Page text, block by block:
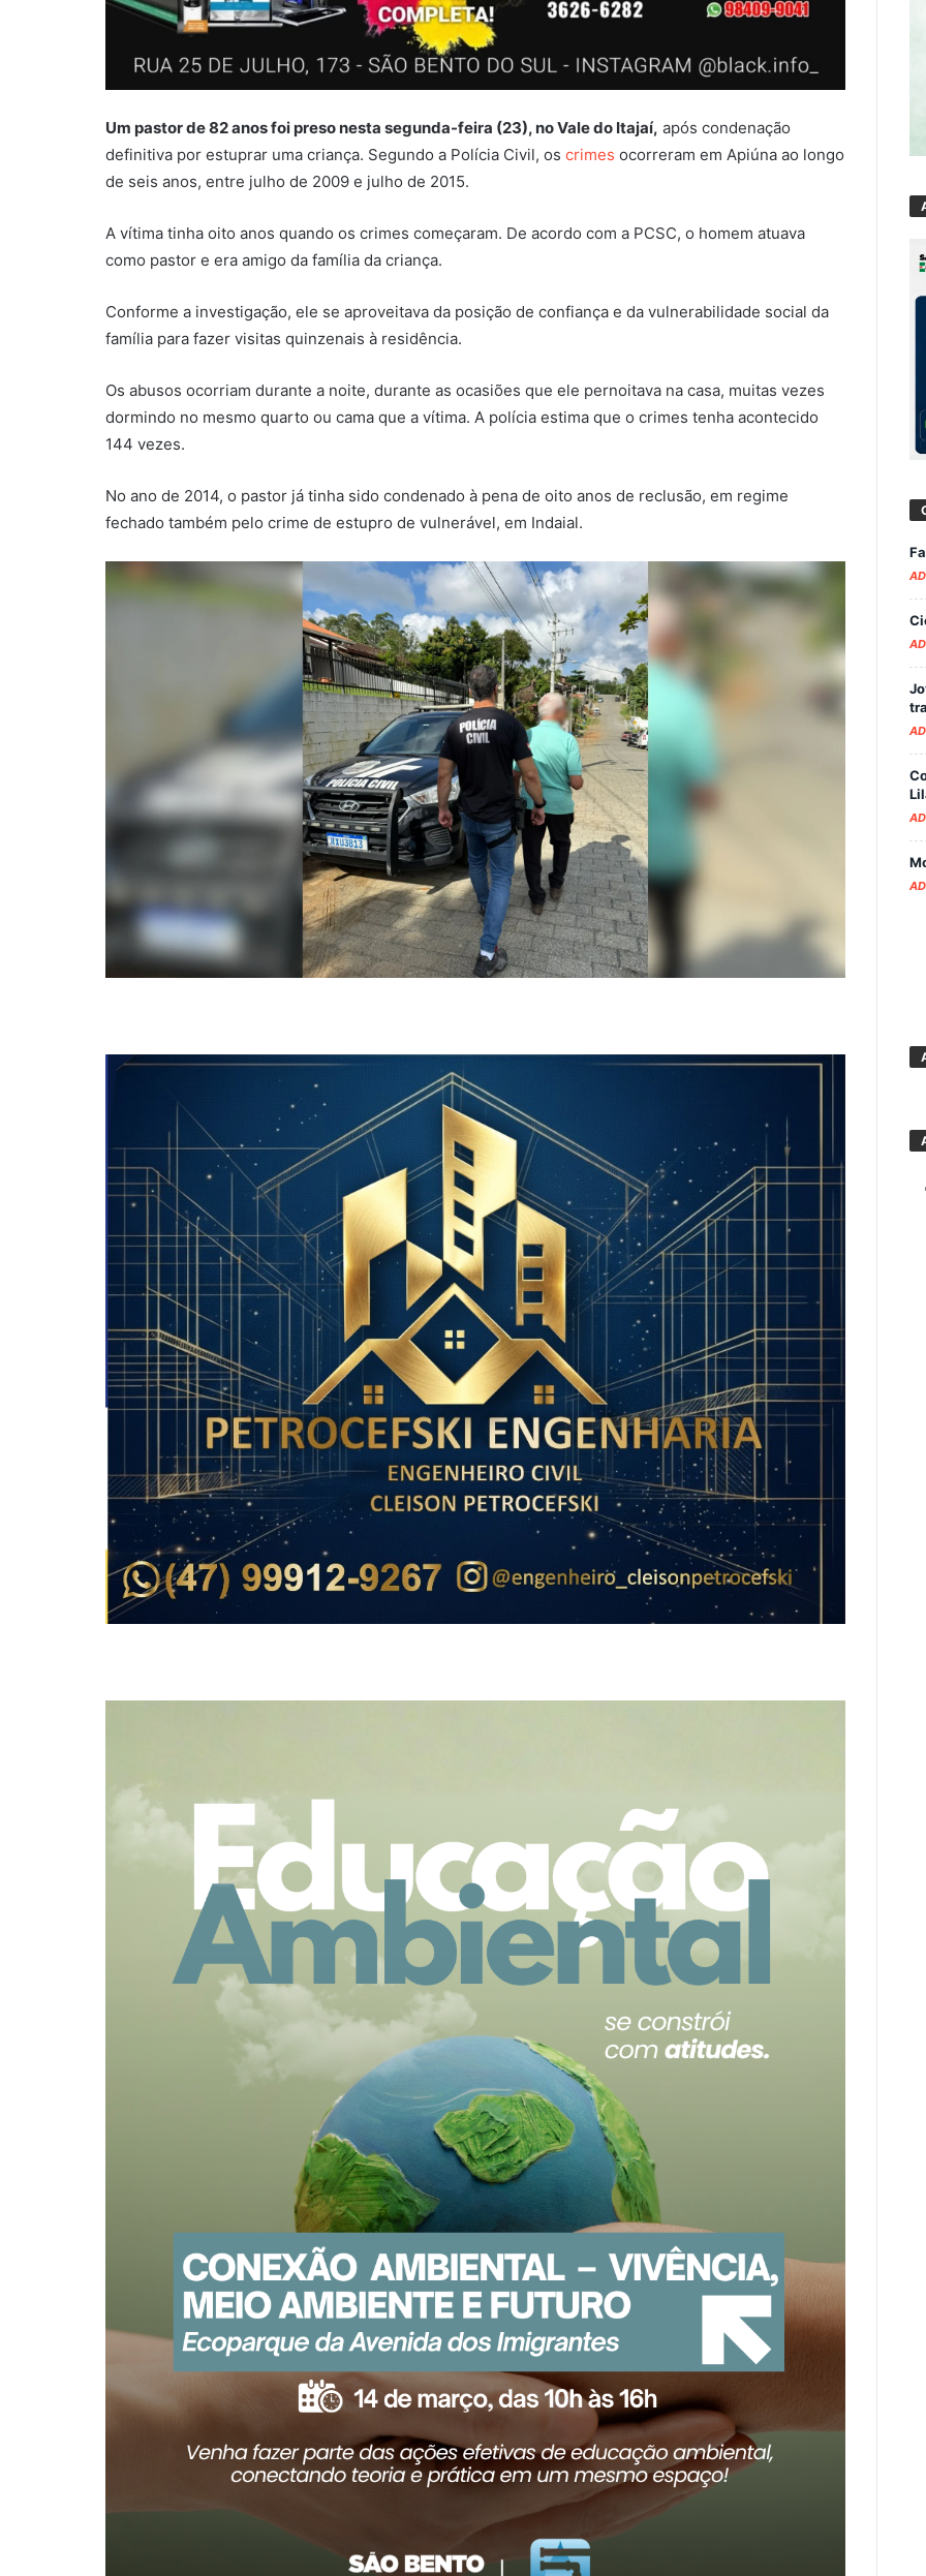
Um pastor de 82 anos foi preso nesta segunda-feira (23), no Vale do Itajaí, após condenação
definitiva por estuprar uma criança. Segundo a Polícia Civil, os crimes ocorreram em Apiúna ao longo
de seis anos, entre julho de 2009 e julho de 2015.
A vítima tinha oito anos quando os crimes começaram. De acordo com a PCSC, o homem atuava
como pastor e era amigo da família da criança.
Conforme a investigação, ele se aproveitava da posição de confiança e da vulnerabilidade social da
família para fazer visitas quinzenais à residência.
Os abusos ocorriam durante a noite, durante as ocasiões que ele pernoitava na casa, muitas vezes
dormindo no mesmo quarto ou cama que a vítima. A polícia estima que o crimes tenha acontecido
144 vezes.
No ano de 2014, o pastor já tinha sido condenado à pena de oito anos de reclusão, em regime
fechado também pelo crime de estupro de vulnerável, em Indaial.